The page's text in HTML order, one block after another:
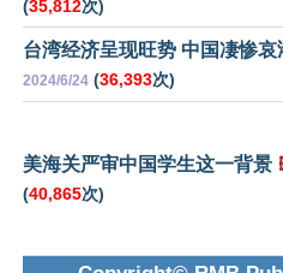
(35,812次)
台湾经济呈现旺势 中国凄惨哀
2024/6/24 (36,393次)
美海关严审中国学生这一背景
(40,865次)